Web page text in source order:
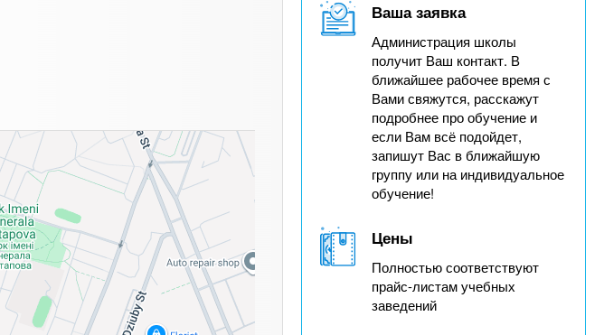
Ваша заявка
Администрация школы
получит Ваш контакт. В
ближайшее рабочее время с
Вами свяжутся, расскажут
подробнее про обучение и
если Вам всё подойдет,
запишут Вас в ближайшую
группу или на индивидуальное
обучение!
Цены
Полностью соответствуют
прайс-листам учебных
заведений